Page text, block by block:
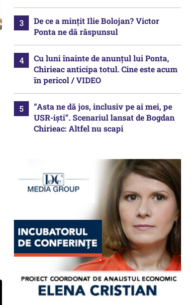
De ce a mințit Ilie Bolojan? Victor
Ponta ne dă răspunsul
Cu luni înainte de anunțul lui Ponta,
Chirieac anticipa totul. Cine este acum
în pericol / VIDEO
”Asta ne dă jos, inclusiv pe ai mei, pe
USR-iști”. Scenariul lansat de Bogdan
Chirieac: Altfel nu scapi